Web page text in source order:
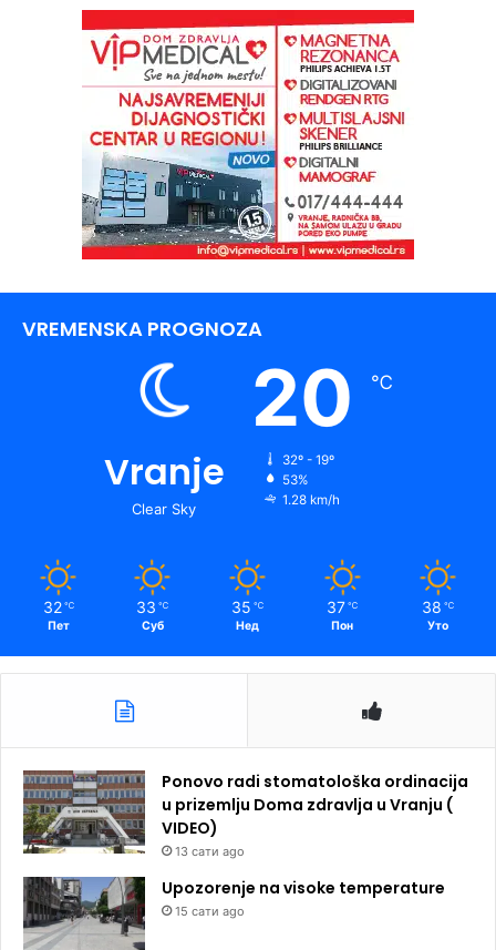
VREMENSKA PROGNOZA
Vranje
Clear Sky
20 ℃
32º - 19º
53%
1.28 km/h
32 ℃
Пет
33 ℃
Суб
35 ℃
Нед
37 ℃
Пон
38 ℃
Уто
Ponovo radi stomatološka ordinacija
u prizemlju Doma zdravlja u Vranju (
VIDEO)
13 сати ago
Upozorenje na visoke temperature
15 сати ago